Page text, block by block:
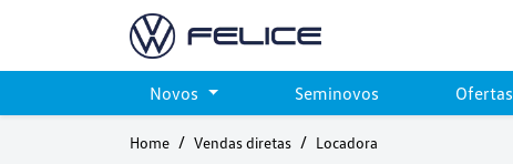
Novos Seminovos Ofertas
Home Vendas diretas Locadora